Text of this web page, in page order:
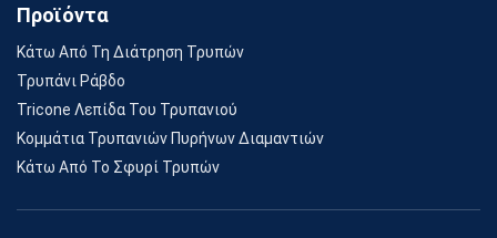
Προϊόντα
Κάτω Από Τη Διάτρηση Τρυπών
Τρυπάνι Ράβδο
Tricone Λεπίδα Του Τρυπανιού
Κομμάτια Τρυπανιών Πυρήνων Διαμαντιών
Κάτω Από Το Σφυρί Τρυπών